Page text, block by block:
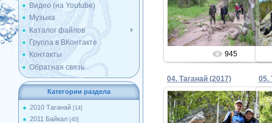
Видео (на Youtube)
Музыка
Каталог файлов
Группа в ВКонтакте
Контакты
Обратная связь
Категории раздела
2010 Таганай [14]
2011 Байкал [40]
Admin
945
04. Таганай (2017) 05.